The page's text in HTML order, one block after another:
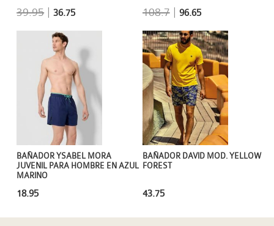
108.7| 96.65
39.95 |36.75
BAÑADOR DAVID MOD. YELLOW
FOREST
43.75
BAÑADOR YSABEL MORA
JUVENIL PARA HOMBRE EN AZUL
MARINO
18.95